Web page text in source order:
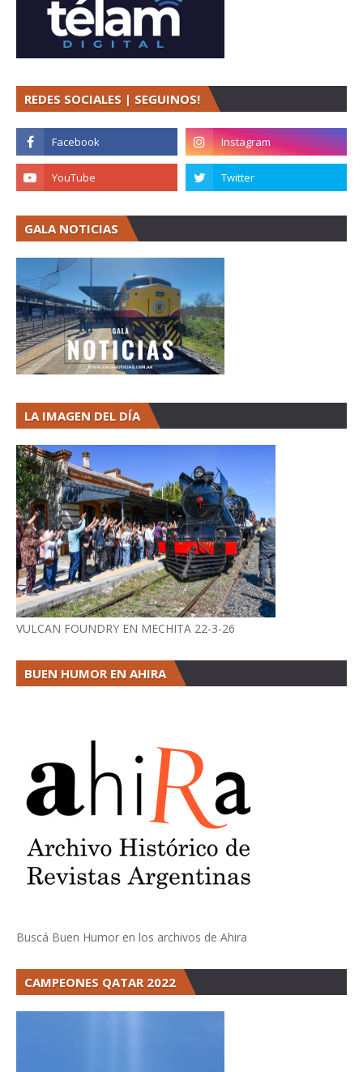
REDES SOCIALES | SEGUINOS!
GALA NOTICIAS
LA IMAGEN DEL DÍA
VULCAN FOUNDRY EN MECHITA 22-3-26
BUEN HUMOR EN AHIRA
Buscá Buen Humor en los archivos de Ahira
CAMPEONES QATAR 2022